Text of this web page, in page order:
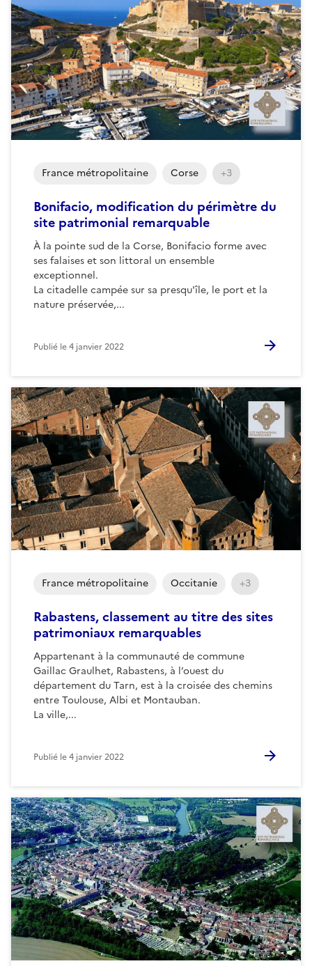
Bonifacio, modification du périmètre du
site patrimonial remarquable
À la pointe sud de la Corse, Bonifacio forme avec
ses falaises et son littoral un ensemble
exceptionnel.
La citadelle campée sur sa presqu'île, le port et la
nature préservée,...
France métropolitaine Corse +3
Publié le4 janvier 2022
Rabastens, classement au titre des sites
patrimoniaux remarquables
Appartenant à la communauté de commune
Gaillac Graulhet, Rabastens, à l’ouest du
département du Tarn, est à la croisée des chemins
entre Toulouse, Albi et Montauban.
La ville,...
France métropolitaine Occitanie +3
Publié le4 janvier 2022